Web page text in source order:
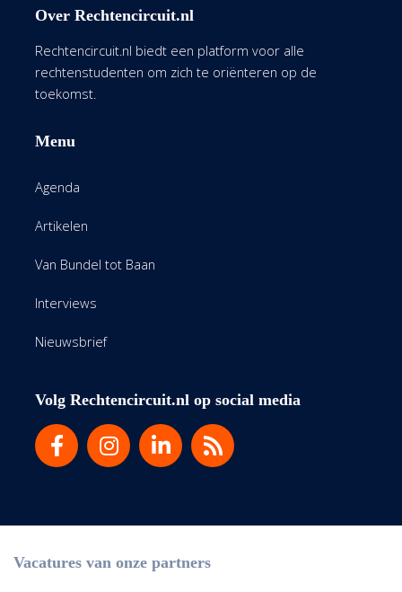
Over Rechtencircuit.nl
Rechtencircuit.nl biedt een platform voor alle
rechtenstudenten om zich te oriënteren op de
toekomst.
Menu
Agenda
Artikelen
Van Bundel tot Baan
Interviews
Nieuwsbrief
Volg Rechtencircuit.nl op social media
Vacatures van onze partners